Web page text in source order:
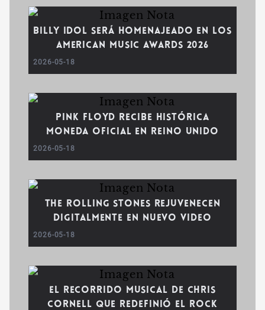
Billy Idol será homenajeado en los
American Music Awards 2026
2026-05-18
Pink Floyd recibe histórica
moneda oficial en Reino Unido
2026-05-18
The Rolling Stones rejuvenecen
digitalmente en nuevo video
2026-05-18
El recorrido musical de Chris
Cornell que redefinió el rock